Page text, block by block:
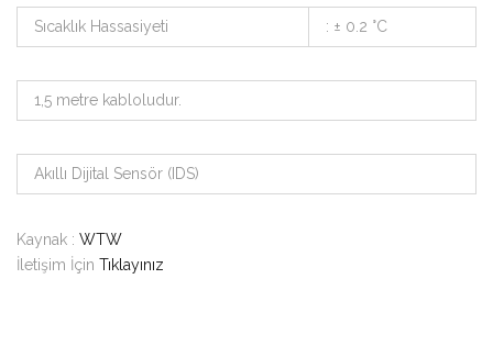
Sıcaklık Hassasiyeti : ± 0.2 °C
1,5 metre kabloludur.
Akıllı Dijital Sensör (IDS)
Kaynak : WTW
İletişim İçin Tıklayınız